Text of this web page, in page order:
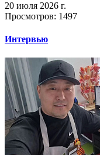
20 июля 2026 г.
Просмотров: 1497
Интервью